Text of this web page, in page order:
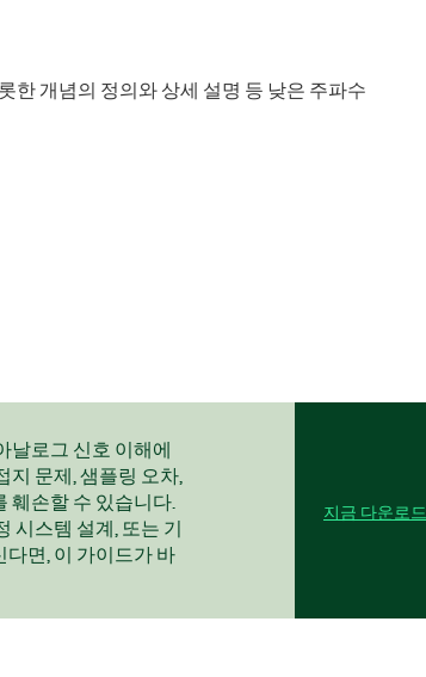
한 개념의 정의와 상세 설명 등 낮은 주파수
날로그 신호 이해에
지 문제, 샘플링 오차,
훼손할 수 있습니다.
시스템 설계, 또는 기
면, 이 가이드가 바
지금 다운로드